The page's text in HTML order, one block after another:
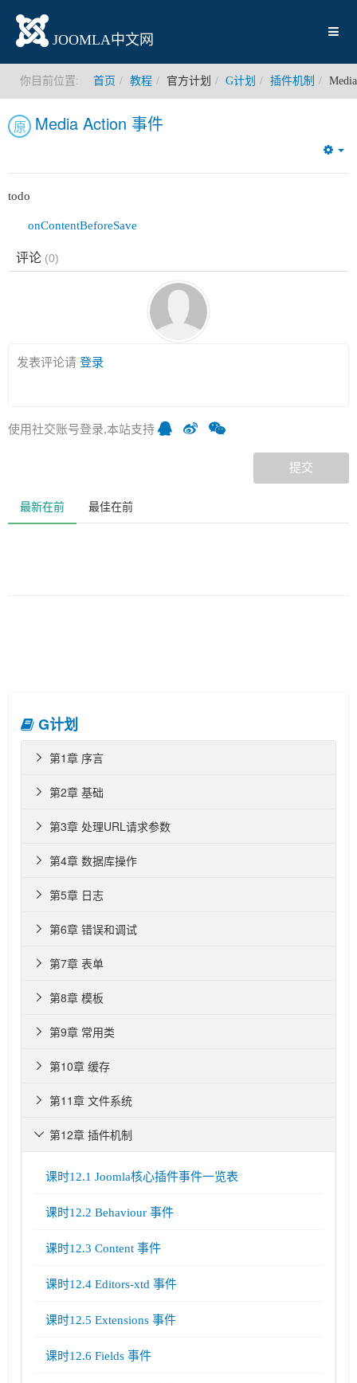
JOOMLA中文网
你目前位置: 首页 教程 官方计划 G计划 插件机制
Media Action 事件
原
todo
onContentBeforeSave
评论 (0)
发表评论请 登录
使用社交账号登录,本站支持
提交
最新在前 最佳在前
G计划
第1章 序言

第2章 基础

第3章 处理URL请求参数

第4章 数据库操作

第5章 日志

第6章 错误和调试

第7章 表单

第8章 模板

第9章 常用类

第10章 缓存

第11章 文件系统

第12章 插件机制

课时12.1 Joomla核心插件事件一览表
课时12.2 Behaviour 事件
课时12.3 Content 事件
课时12.4 Editors-xtd 事件
课时12.5 Extensions 事件
课时12.6 Fields 事件